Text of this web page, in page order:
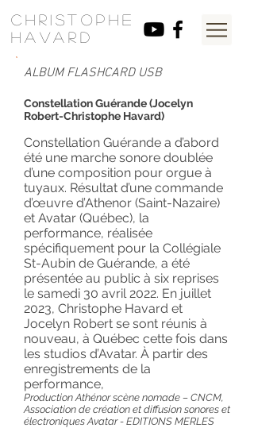
Christophe
HavarD
ALBUM FLASHCARD USB
Constellation Guérande (Jocelyn
Robert-Christophe Havard)
Constellation Guérande a d’abord
été une marche sonore doublée
d’une composition pour orgue à
tuyaux. Résultat d’une commande
d’œuvre d’Athenor (Saint-Nazaire)
et Avatar (Québec), la
performance, réalisée
spécifiquement pour la Collégiale
St-Aubin de Guérande, a été
présentée au public à six reprises
le samedi 30 avril 2022. En juillet
2023, Christophe Havard et
Jocelyn Robert se sont réunis à
nouveau, à Québec cette fois dans
les studios d’Avatar. À partir des
enregistrements de la
performance,
Production Athénor scène nomade – CNCM,
Association de création et diffusion sonores et
électroniques Avatar - EDITIONS MERLES